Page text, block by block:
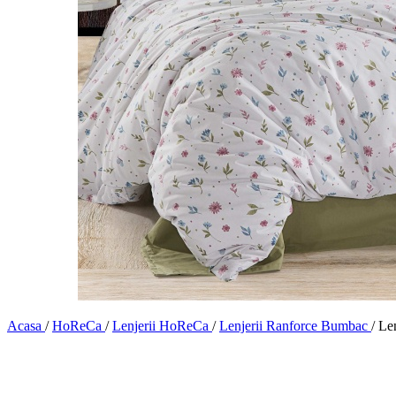
Acasa / HoReCa / Lenjerii HoReCa / Lenjerii Ranforce Bumbac /